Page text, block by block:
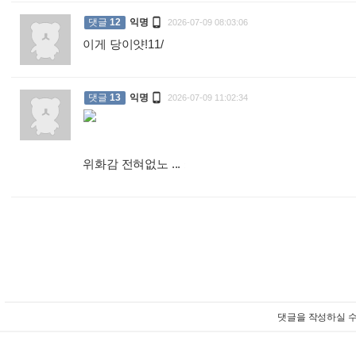
댓글 12 익명  2026-07-09 08:03:06
이게 당이얏!11/
댓글 13 익명  2026-07-09 11:02:34
위화감 전혀없노 ...
댓글을 작성하실